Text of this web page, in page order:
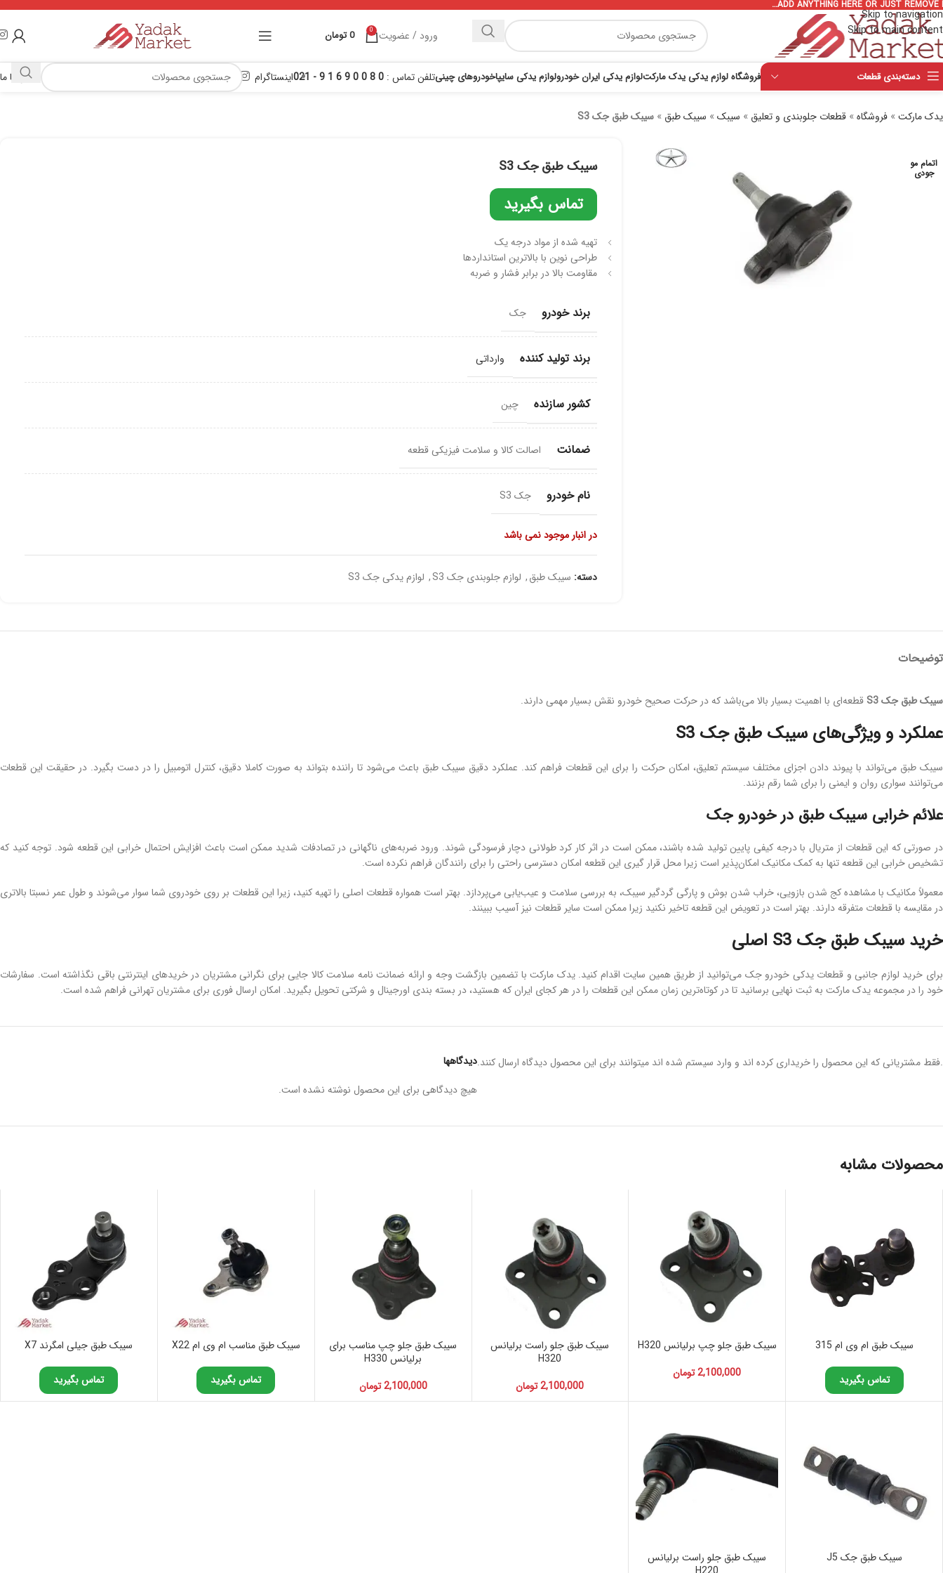
Skip to navigation
Skip to main content
ADD ANYTHING HERE OR JUST REMOVE
ورود / عضویت 0
0 تومان
دسته‌بندی قطعات فروشگاه لوازم یدکی یدک مارکتلوازم یدکی ایران خودرولوازم یدکی سایپاخودروهای چینیتلفن تماس : 0 8 0 0 9 6 1 9 - 021 اینستاگرام تماس با ما
یدک مارکت» فروشگاه» قطعات جلوبندی و تعلیق » سیبک» سیبک طبق » سیبک طبق جک S3
اتمام مو
جودی سیبک طبق جک S3
تماس بگیرید
تهیه شده از مواد درجه یک
طراحی نوین با بالاترین استانداردها
مقاومت بالا در برابر فشار و ضربه
برند خودرو جک
برند تولید کننده وارداتی
کشور سازنده چین
ضمانت اصالت کالا و سلامت فیزیکی قطعه
نام خودرو جک S3
در انبار موجود نمی باشد
دسته: سیبک طبق, لوازم جلوبندی جک S3 , لوازم یدکی جک S3
توضیحات
سیبک طبق جک S3 قطعه‌ای با اهمیت بسیار بالا می‌باشد که در حرکت صحیح خودرو نقش بسیار مهمی دارند.
عملکرد و ویژگی‌های سیبک طبق جک S3
سیبک طبق می‌تواند با پیوند دادن اجزای مختلف سیستم تعلیق، امکان حرکت را برای این قطعات فراهم کند. عملکرد دقیق سیبک طبق باعث می‌شود تا راننده بتواند به صورت کاملا دقیق، کنترل اتومبیل را در دست بگیرد. در حقیقت این قطعات
می‌توانند سواری روان و ایمنی را برای شما رقم بزنند.
علائم خرابی سیبک طبق در خودرو جک
در صورتی که این قطعات از متریال با درجه کیفی پایین تولید شده باشند، ممکن است در اثر کار کرد طولانی دچار فرسودگی شوند. ورود ضربه‌های ناگهانی در تصادفات شدید ممکن است باعث افزایش احتمال خرابی این قطعه شود. توجه کنید که
تشخیص خرابی این قطعه تنها به کمک مکانیک امکان‌پذیر است زیرا محل قرار گیری این قطعه امکان دسترسی راحتی را برای رانندگان فراهم نکرده است.
معمولاً مکانیک با مشاهده کج شدن بازویی، خراب شدن بوش و پارگی گردگیر سیبک، به بررسی سلامت و عیب‌یابی می‌پردازد. بهتر است همواره قطعات اصلی را تهیه کنید، زیرا این قطعات بر روی خودروی شما سوار می‌شوند و طول عمر نسبتا بالاتری
در مقایسه با قطعات متفرقه دارند. بهتر است در تعویض این قطعه تاخیر نکنید زیرا ممکن است سایر قطعات نیز آسیب ببینند.
خرید سیبک طبق جک S3 اصلی
برای خرید لوازم جانبی و قطعات یدکی خودرو جک می‌توانید از طریق همین سایت اقدام کنید. یدک مارکت با تضمین بازگشت وجه و ارائه ضمانت نامه سلامت کالا جایی برای نگرانی مشتریان در خریدهای اینترنتی باقی نگذاشته است. سفارشات
خود را در مجموعه یدک مارکت به ثبت نهایی برسانید تا در کوتاه‌ترین زمان ممکن این قطعات را در هر کجای ایران که هستید، در بسته بندی اورجینال و شرکتی تحویل بگیرید. امکان ارسال فوری برای مشتریان تهرانی فراهم شده است.
دیدگاهها
هیچ دیدگاهی برای این محصول نوشته نشده است.
.فقط مشتریانی که این محصول را خریداری کرده اند و وارد سیستم شده اند میتوانند برای این محصول دیدگاه ارسال کنند.
محصولات مشابه
سیبک طبق ام وی ام 315
تماس بگیرید
سیبک طبق جلو چپ برلیانس H320
2,100,000تومان
سیبک طبق جلو راست برلیانس
H320
2,100,000تومان
سیبک طبق جلو چپ مناسب برای
برلیانس H330
2,100,000 تومان
سیبک طبق مناسب ام وی ام X22
تماس بگیرید
سیبک طبق جیلی امگرند X7
تماس بگیرید
سیبک طبق جک J5
سیبک طبق جلو راست برلیانس